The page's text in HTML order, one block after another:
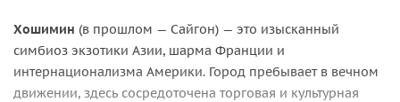
Хошимин (в прошлом — Сайгон) — это изысканный
симбиоз экзотики Азии, шарма Франции и
интернационализма Америки. Город пребывает в вечном
движении, здесь сосредоточена торговая и культурная